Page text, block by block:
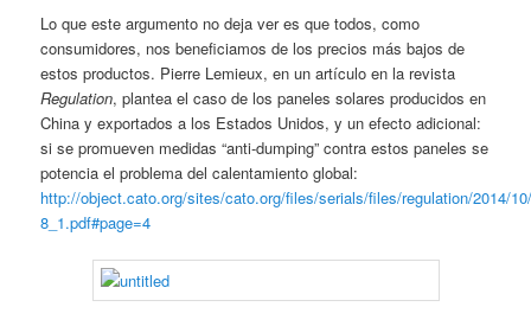
Lo que este argumento no deja ver es que todos, como
consumidores, nos beneficiamos de los precios más bajos de
estos productos. Pierre Lemieux, en un artículo en la revista
Regulation, plantea el caso de los paneles solares producidos en
China y exportados a los Estados Unidos, y un efecto adicional:
si se promueven medidas “anti-dumping” contra estos paneles se
potencia el problema del calentamiento global:
http://object.cato.org/sites/cato.org/files/serials/files/regulation/2014/
8_1.pdf#page=4